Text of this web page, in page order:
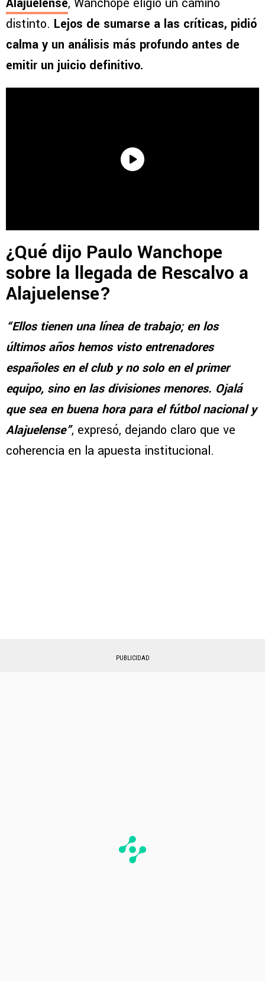
Alajuelense, Wanchope eligió un camino
distinto. Lejos de sumarse a las críticas, pidió
calma y un análisis más profundo antes de
emitir un juicio definitivo.
¿Qué dijo Paulo Wanchope
sobre la llegada de Rescalvo a
Alajuelense?
“Ellos tienen una línea de trabajo; en los
últimos años hemos visto entrenadores
españoles en el club y no solo en el primer
equipo, sino en las divisiones menores. Ojalá
que sea en buena hora para el fútbol nacional y
Alajuelense”, expresó, dejando claro que ve
coherencia en la apuesta institucional.
PUBLICIDAD